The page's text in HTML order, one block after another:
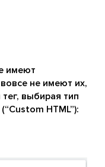
имеют
не имеют их,
выбирая тип
HTML”):